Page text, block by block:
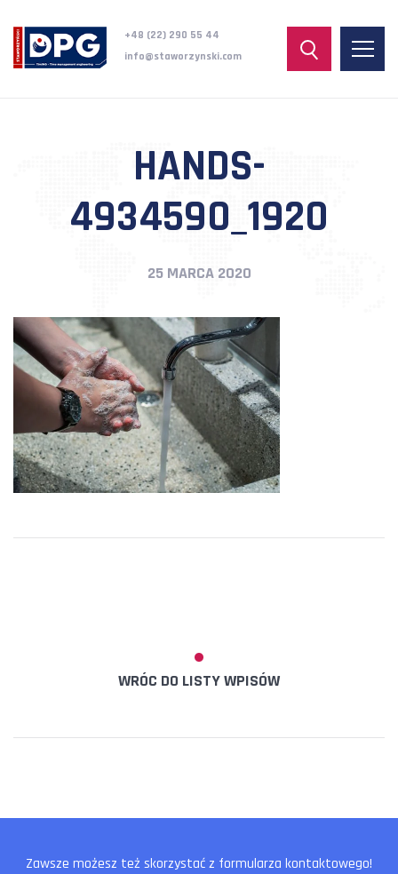
+48 (22) 290 55 44
info@staworzynski.com
HANDS-
4934590_1920
25 MARCA 2020
WRÓC DO LISTY WPISÓW
Zawsze możesz też skorzystać z formularza kontaktowego!